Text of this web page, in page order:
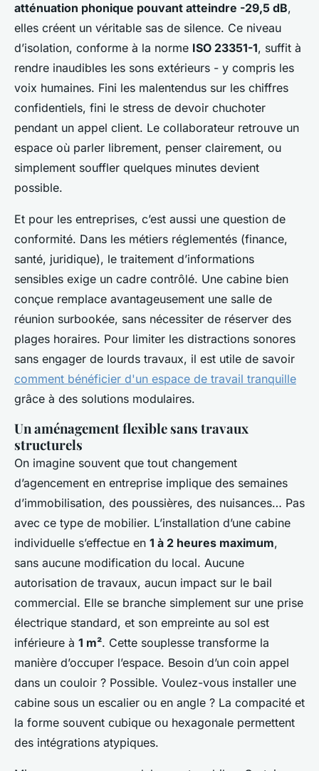
atténuation phonique pouvant atteindre -29,5 dB,
elles créent un véritable sas de silence. Ce niveau
d’isolation, conforme à la norme ISO 23351-1, suffit à
rendre inaudibles les sons extérieurs - y compris les
voix humaines. Fini les malentendus sur les chiffres
confidentiels, fini le stress de devoir chuchoter
pendant un appel client. Le collaborateur retrouve un
espace où parler librement, penser clairement, ou
simplement souffler quelques minutes devient
possible.
Et pour les entreprises, c’est aussi une question de
conformité. Dans les métiers réglementés (finance,
santé, juridique), le traitement d’informations
sensibles exige un cadre contrôlé. Une cabine bien
conçue remplace avantageusement une salle de
réunion surbookée, sans nécessiter de réserver des
plages horaires. Pour limiter les distractions sonores
sans engager de lourds travaux, il est utile de savoir
comment bénéficier d'un espace de travail tranquille
grâce à des solutions modulaires.
Un aménagement flexible sans travaux
structurels
On imagine souvent que tout changement
d’agencement en entreprise implique des semaines
d’immobilisation, des poussières, des nuisances… Pas
avec ce type de mobilier. L’installation d’une cabine
individuelle s’effectue en 1 à 2 heures maximum,
sans aucune modification du local. Aucune
autorisation de travaux, aucun impact sur le bail
commercial. Elle se branche simplement sur une prise
électrique standard, et son empreinte au sol est
inférieure à 1 m². Cette souplesse transforme la
manière d’occuper l’espace. Besoin d’un coin appel
dans un couloir ? Possible. Voulez-vous installer une
cabine sous un escalier ou en angle ? La compacité et
la forme souvent cubique ou hexagonale permettent
des intégrations atypiques.